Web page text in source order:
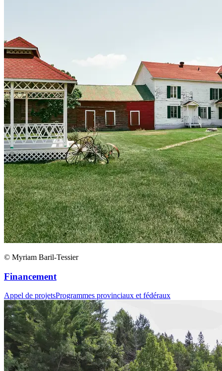
© Myriam Baril-Tessier
Financement
Appel de projetsProgrammes provinciaux et fédéraux